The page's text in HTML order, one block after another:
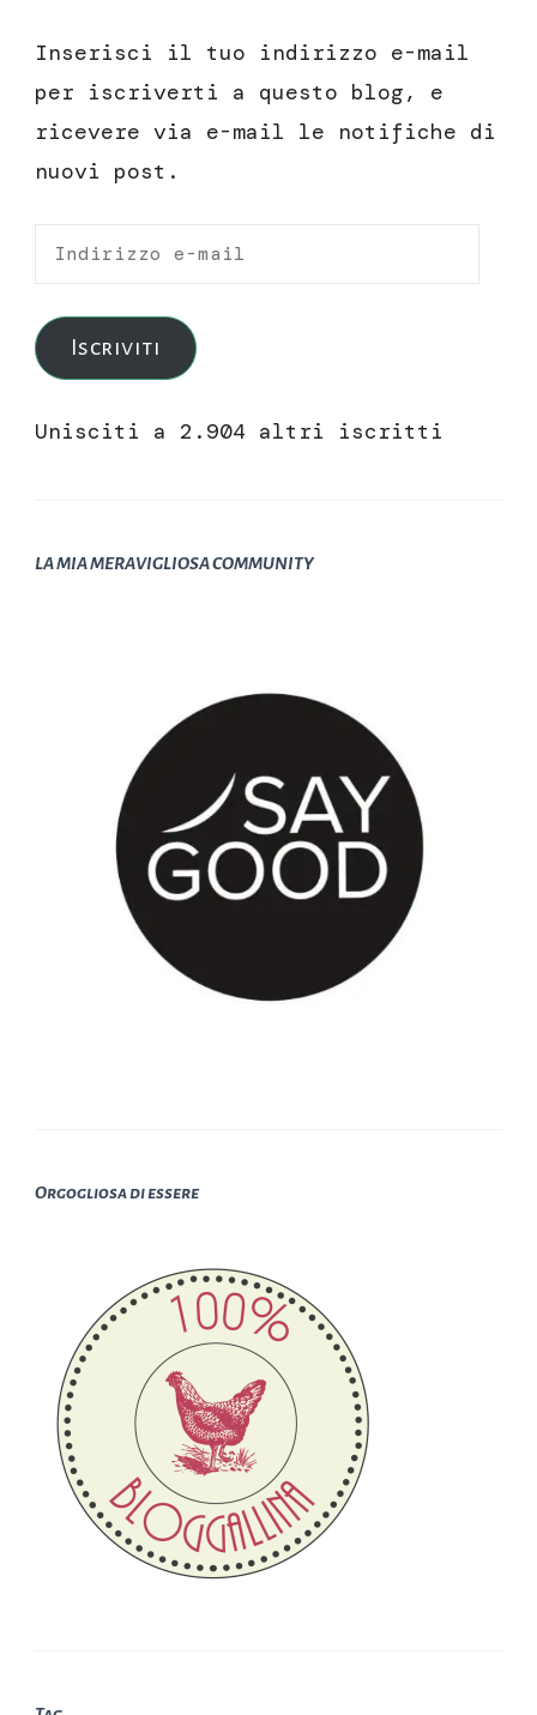
Inserisci il tuo indirizzo e-mail
per iscriverti a questo blog, e
ricevere via e-mail le notifiche di
nuovi post.
Indirizzo
mail
Iscriviti
Unisciti a 2.904 altri iscritti
LA MIA MERAVIGLIOSA COMMUNITY
Orgogliosa di essere